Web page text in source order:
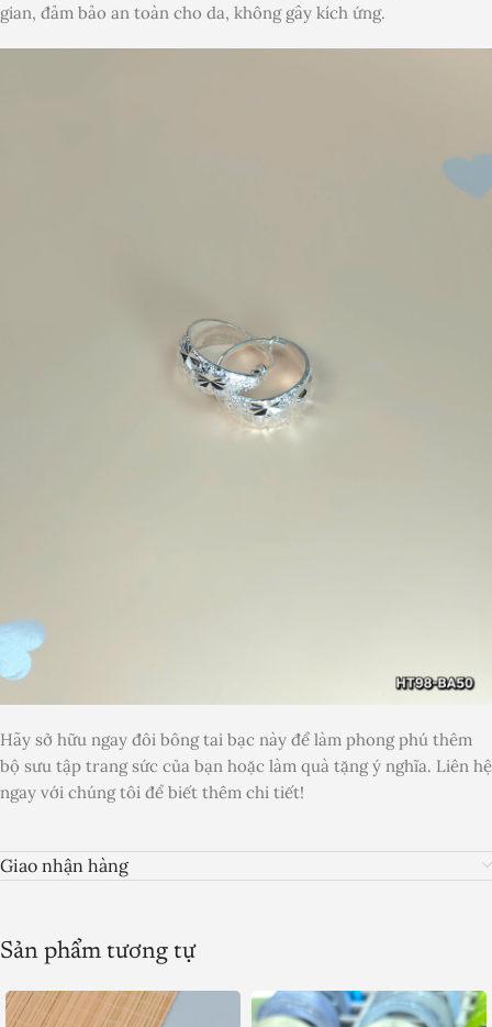
gian, đảm bảo an toàn cho da, không gây kích ứng.
Hãy sở hữu ngay đôi bông tai bạc này để làm phong phú thêm
bộ sưu tập trang sức của bạn hoặc làm quà tặng ý nghĩa. Liên hệ
ngay với chúng tôi để biết thêm chi tiết!
Giao nhận hàng
Sản phẩm tương tự